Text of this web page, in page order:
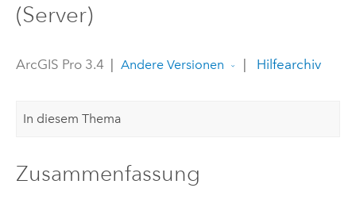
(Server)
ArcGIS Pro 3.4 Andere Versionen Hilfearchiv
In diesem Thema
Zusammenfassung